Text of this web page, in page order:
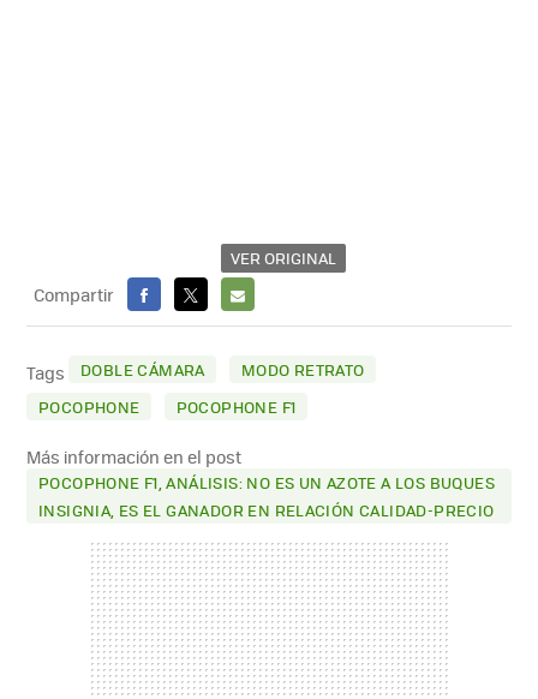
VER ORIGINAL
Compartir
FACEBOOK
X
E-
MAIL
Tags DOBLE CÁMARA
MODO RETRATO
POCOPHONE
POCOPHONE F1
Más información en el post
POCOPHONE F1, ANÁLISIS: NO ES UN AZOTE A LOS BUQUES
INSIGNIA, ES EL GANADOR EN RELACIÓN CALIDAD-PRECIO